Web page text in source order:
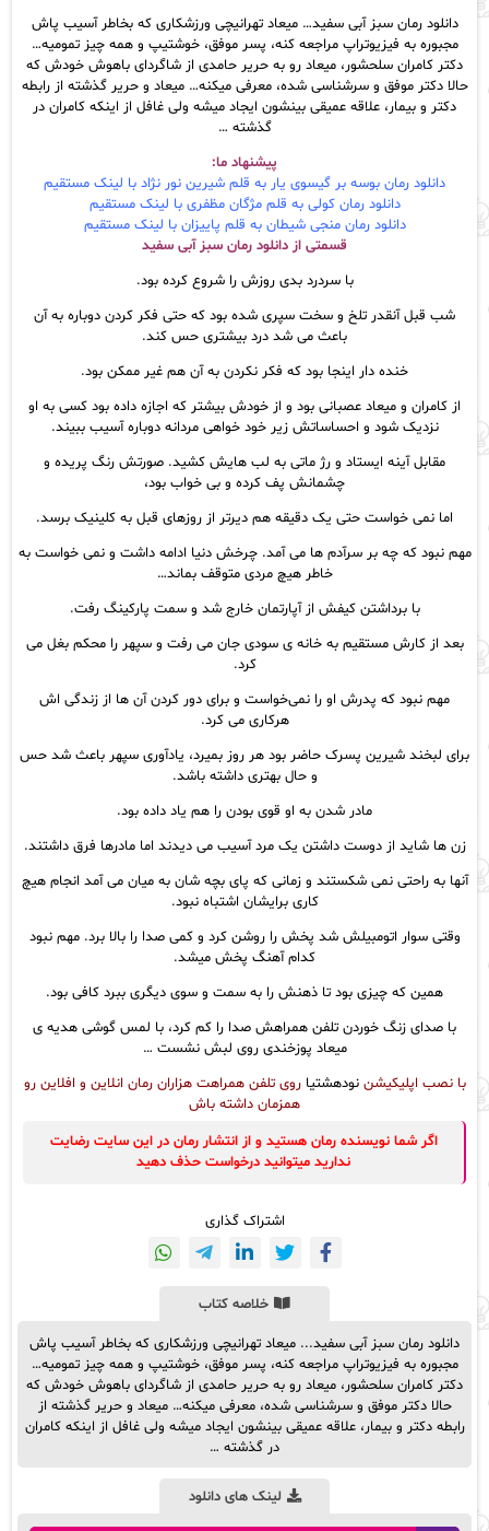
دانلود رمان سبز آبی سفید… میعاد تهرانیچی ورزشکاری که بخاطر آسیب پاش
مجبوره به فیزیوتراپ مراجعه کنه، پسر موفق، خوشتیپ و همه چیز تمومیه…
دکتر کامران سلحشور، میعاد رو به حریر حامدی از شاگردای باهوش خودش که
حالا دکتر موفق و سرشناسی شده، معرفی میکنه… میعاد و حریر گذشته از رابطه
دکتر و بیمار، علاقه عمیقی بینشون ایجاد میشه ولی غافل از اینکه کامران در
گذشته …
پیشنهاد ما:
دانلود رمان بوسه بر گیسوی یار به قلم شیرین نور نژاد با لینک مستقیم
دانلود رمان کولی به قلم مژگان مظفری با لینک مستقیم
دانلود رمان منجی شیطان به قلم پاییزان با لینک مستقیم
قسمتی از دانلود رمان سبز آبی سفید
با سردرد بدی روزش را شروع کرده بود.
شب قبل آنقدر تلخ و سخت سپری شده بود که حتی فکر کردن دوباره به آن
باعث می شد درد بیشتری حس کند.
خنده دار اینجا بود که فکر نکردن به آن هم غیر ممکن بود.
از کامران و میعاد عصبانی بود و از خودش بیشتر که اجازه داده بود کسی به او
نزدیک شود و احساساتش زیر خود خواهی مردانه دوباره آسیب ببیند.
مقابل آینه ایستاد و رژ ماتی به لب هایش کشید. صورتش رنگ پریده و
چشمانش پف کرده و بی خواب بود،
اما نمی خواست حتی یک دقیقه هم دیرتر از روزهای قبل به کلینیک برسد.
مهم نبود که چه بر سرآدم ها می آمد. چرخش دنیا ادامه داشت و نمی خواست به
خاطر هیچ مردی متوقف بماند…
با برداشتن کیفش از آپارتمان خارج شد و سمت پارکینگ رفت.
بعد از کارش مستقیم به خانه ی سودی جان می رفت و سپهر را محکم بغل می
کرد.
مهم نبود که پدرش او را نمی‌خواست و برای دور کردن آن ها از زندگی اش
هرکاری می کرد.
برای لبخند شیرین پسرک حاضر بود هر روز بمیرد، یادآوری سپهر باعث شد حس
و حال بهتری داشته باشد.
مادر شدن به او قوی بودن را هم یاد داده بود.
زن ها شاید از دوست داشتن یک مرد آسیب می دیدند اما مادرها فرق داشتند.
آنها به راحتی نمی شکستند و زمانی که پای بچه شان به میان می آمد انجام هیچ
کاری برایشان اشتباه نبود.
وقتی سوار اتومبیلش شد پخش را روشن کرد و کمی صدا را بالا برد. مهم نبود
کدام آهنگ پخش میشد.
همین که چیزی بود تا ذهنش را به سمت و سوی دیگری ببرد کافی بود.
با صدای زنگ خوردن تلفن همراهش صدا را کم کرد، با لمس گوشی هدیه ی
میعاد پوزخندی روی لبش نشست …
با نصب اپلیکیشننودهشتیا روی تلفن همراهت هزاران رمان انلاین و افلاین رو
همزمان داشته باش
اگر شما نویسنده رمان هستید و از انتشار رمان در این سایت رضایت
ندارید میتوانید درخواست حذف دهید
اشتراک گذاری
خلاصه کتاب
دانلود رمان سبز آبی سفید... میعاد تهرانیچی ورزشکاری که بخاطر آسیب پاش
مجبوره به فیزیوتراپ مراجعه کنه، پسر موفق، خوشتیپ و همه چیز تمومیه…
دکتر کامران سلحشور، میعاد رو به حریر حامدی از شاگردای باهوش خودش که
حالا دکتر موفق و سرشناسی شده، معرفی میکنه… میعاد و حریر گذشته از
رابطه دکتر و بیمار، علاقه عمیقی بینشون ایجاد میشه ولی غافل از اینکه کامران
در گذشته …
لینک های دانلود